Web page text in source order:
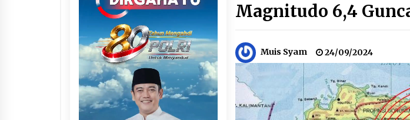
Magnitudo 6,4
Muis Syam 24/09/2024